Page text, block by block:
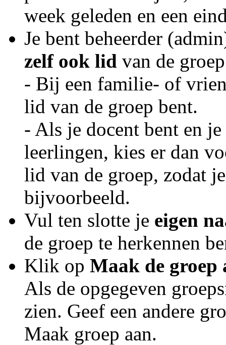
week geleden en een
Je bent beheerder
zelf ook lid van de
- Bij een familie- of
lid van de groep bent.
- Als je docent bent en
leerlingen, kies er dan
lid van de groep, zodat
bijvoorbeeld.
Vul ten slotte je eigen
de groep te herkennen
Klik op Maak de groep
Als de opgegeven
zien. Geef een andere
Maak groep aan.